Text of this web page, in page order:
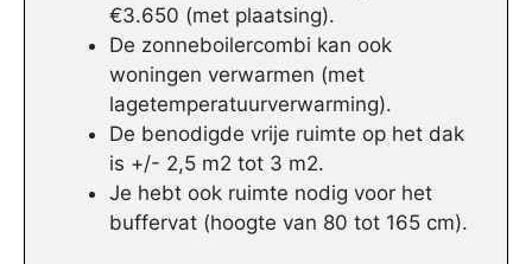
€3.650 (met plaatsing).
De zonneboilercombi kan ook
woningen verwarmen (met
lagetemperatuurverwarming).
De benodigde vrije ruimte op het dak
is +/- 2,5 m2 tot 3 m2.
Je hebt ook ruimte nodig voor het
buffervat (hoogte van 80 tot 165 cm).